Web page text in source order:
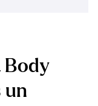
Body
un